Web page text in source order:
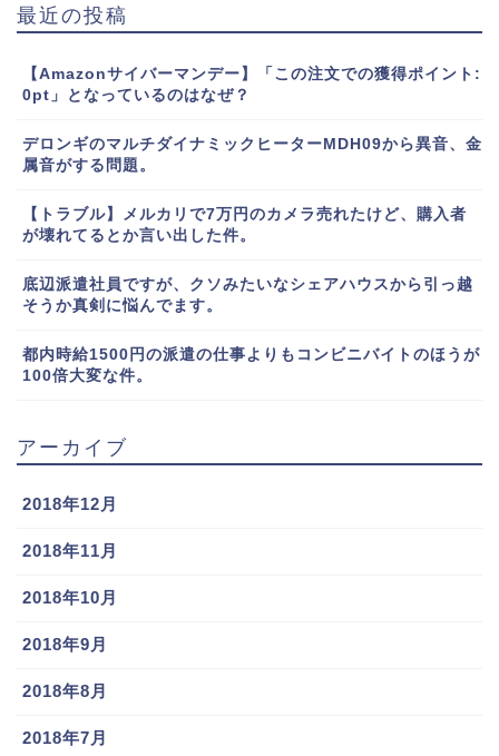
最近の投稿
【Amazonサイバーマンデー】「この注文での獲得ポイント:
0pt」となっているのはなぜ？
デロンギのマルチダイナミックヒーターMDH09から異音、金
属音がする問題。
【トラブル】メルカリで7万円のカメラ売れたけど、購入者
が壊れてるとか言い出した件。
底辺派遣社員ですが、クソみたいなシェアハウスから引っ越
そうか真剣に悩んでます。
都内時給1500円の派遣の仕事よりもコンビニバイトのほうが
100倍大変な件。
アーカイブ
2018年12月
2018年11月
2018年10月
2018年9月
2018年8月
2018年7月